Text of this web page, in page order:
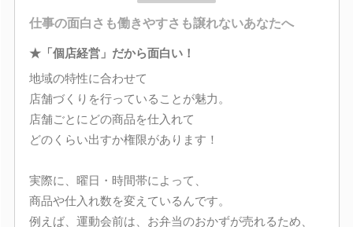
仕事の面白さも働きやすさも譲れないあなたへ
★「個店経営」だから面白い！
地域の特性に合わせて
店舗づくりを行っていることが魅力。
店舗ごとにどの商品を仕入れて
どのくらい出すか権限があります！
実際に、曜日・時間帯によって、
商品や仕入れ数を変えているんです。
例えば、運動会前は、お弁当のおかずが売れるため、